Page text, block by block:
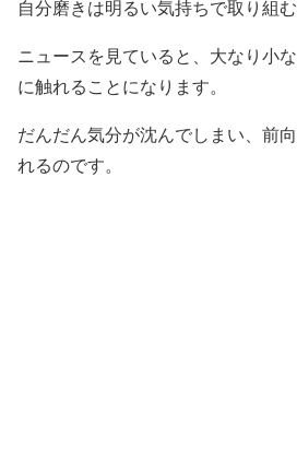
自分磨きは明るい気持ちで取り組む
ニュースを見ていると、大なり小
に触れることになります。
だんだん気分が沈んでしまい、前
れるのです。